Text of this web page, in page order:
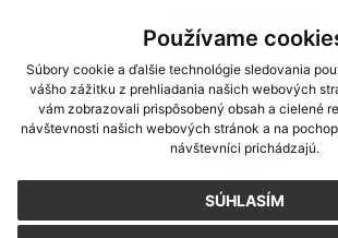
Používame
Súbory cookie a ďalšie technológie sledovania
vášho zážitku z prehliadania našich webových
vám zobrazovali prispôsobený obsah a cielené
návštevnosti našich webových stránok a na
návštevníci prichádzajú.
SÚHLASÍM